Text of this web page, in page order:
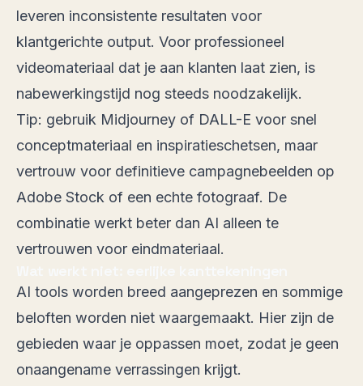
leveren inconsistente resultaten voor
klantgerichte output. Voor professioneel
videomateriaal dat je aan klanten laat zien, is
nabewerkingstijd nog steeds noodzakelijk.
Tip: gebruik Midjourney of DALL-E voor snel
conceptmateriaal en inspiratieschetsen, maar
vertrouw voor definitieve campagnebeelden op
Adobe Stock of een echte fotograaf. De
combinatie werkt beter dan AI alleen te
vertrouwen voor eindmateriaal.
AI tools worden breed aangeprezen en sommige
beloften worden niet waargemaakt. Hier zijn de
gebieden waar je oppassen moet, zodat je geen
onaangename verrassingen krijgt.